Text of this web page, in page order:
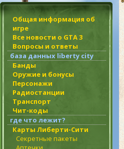
Общая информация об
игре
Все новости о GTA 3
Вопросы и ответы
база данных liberty city
Банды
Оружие и бонусы
Персонажи
Радиостанции
Транспорт
Чит-коды
где что лежит?
Карты Либерти-Сити
Секретные пакеты